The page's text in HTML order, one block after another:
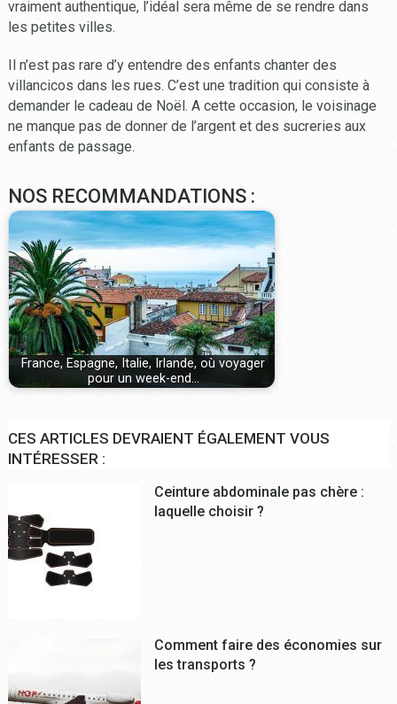
vraiment authentique, l’idéal sera même de se rendre dans
les petites villes.
Il n’est pas rare d’y entendre des enfants chanter des
villancicos dans les rues. C’est une tradition qui consiste à
demander le cadeau de Noël. A cette occasion, le voisinage
ne manque pas de donner de l’argent et des sucreries aux
enfants de passage.
NOS RECOMMANDATIONS :
France, Espagne, Italie, Irlande, où voyager
pour un week-end…
CES ARTICLES DEVRAIENT ÉGALEMENT VOUS
INTÉRESSER :
Ceinture abdominale pas chère :
laquelle choisir ?
Comment faire des économies sur
les transports ?